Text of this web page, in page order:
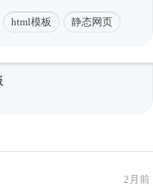
html模板 静态网页
2月前